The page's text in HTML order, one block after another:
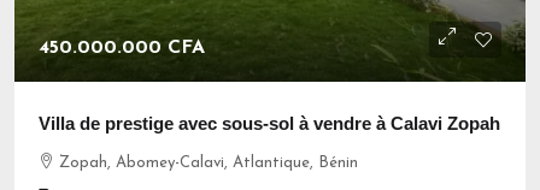
450.000.000 CFA
Villa de prestige avec sous-sol à vendre à Calavi Zopah
Zopah, Abomey-Calavi, Atlantique, Bénin